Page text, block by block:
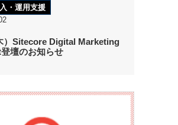
・運用支援
）Sitecore Digital Marketing
壇のお知らせ